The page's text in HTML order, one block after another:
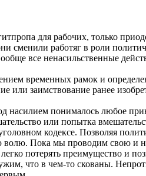
для рабочих, только
сменили работяг в роли
все ненасильственные
временных рамок и
или заимствование ранее
насилием понималось любое
или попытка
кодексе. Позволяя
волю. Пока мы проводим свою и
потерять преимущество и
что в чем-то скованы.